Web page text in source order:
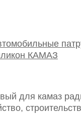
КАМАЗ
для камаз